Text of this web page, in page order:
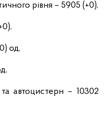
рівня – 5905 (+0),
од,
та автоцистерн – 10302